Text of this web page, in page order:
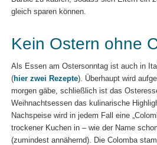
gleich sparen können.
Kein Ostern ohne
Als Essen am Ostersonntag ist auch in
(hier zwei Rezepte). Überhaupt wird
morgen gäbe, schließlich ist das
Weihnachtsessen das kulinarische
Nachspeise wird in jedem Fall eine
trockener Kuchen in – wie der Name
(zumindest annähernd). Die Colomba